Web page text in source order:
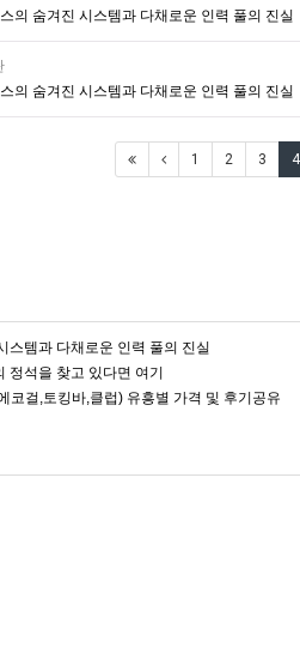
의 숨겨진 시스템과 다채로운 인력 풀의 진실
의 숨겨진 시스템과 다채로운 인력 풀의 진실
1 2 3 4
스템과 다채로운 인력 풀의 진실
정석을 찾고 있다면 여기
코걸,토킹바,클럽) 유흥별 가격 및 후기공유